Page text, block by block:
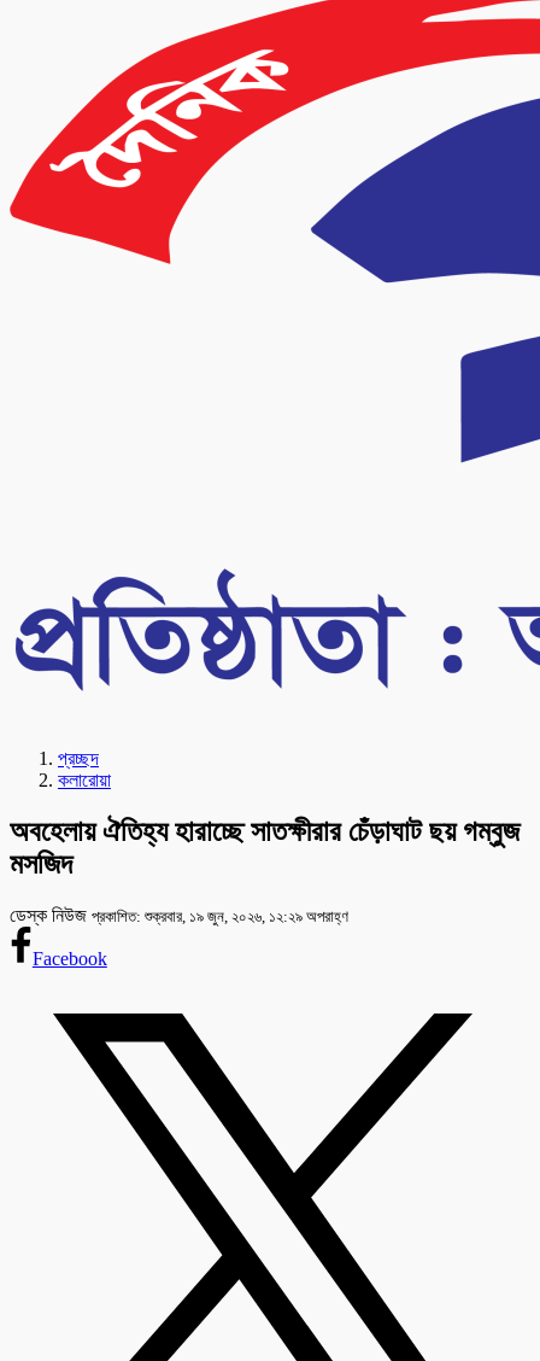
প্রচ্ছদ
কলারোয়া
অবহেলায় ঐতিহ্য হারাচ্ছে সাতক্ষীরার চেঁড়াঘাট ছয় গম্বুজ
মসজিদ
ডেস্ক নিউজ প্রকাশিত: শুক্রবার, ১৯ জুন, ২০২৬, ১২:২৯ অপরাহ্ণ
Facebook